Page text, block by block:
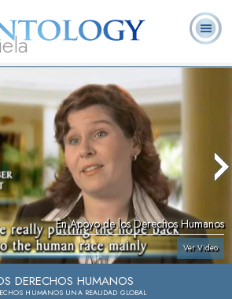
Voluntarios
En Apoyo de los Derechos Humanos
Ver Video
DERECHOS HUMANOS
HUMANOS UNA REALIDAD GLOBAL